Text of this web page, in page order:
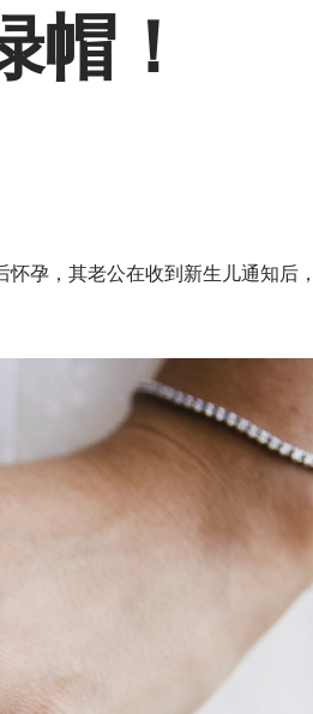
帽！
孕，其老公在收到新生儿通知后